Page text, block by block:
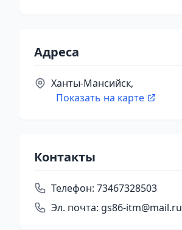
Адреса
Ханты-Мансийск,
Показать на карте
Контакты
Телефон: 73467328503
Эл. почта: gs86-itm@mail.ru